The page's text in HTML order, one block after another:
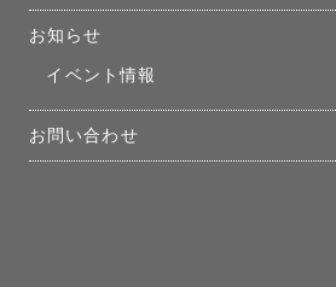
お知らせ
イベント情報
お問い合わせ